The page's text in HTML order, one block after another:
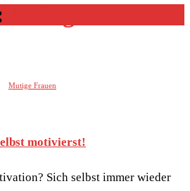
Mutige Frauen
motivierst!
Sich selbst immer wieder